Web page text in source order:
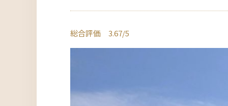
総合評価 3.67/5